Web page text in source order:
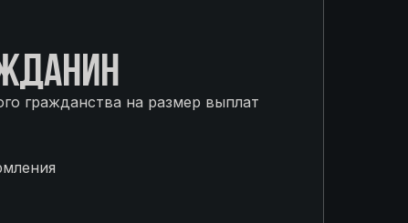
гражданства на размер выплат